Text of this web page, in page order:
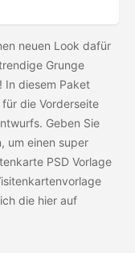
neuen Look dafür
Grunge
In diesem Paket
die Vorderseite
Geben Sie
um einen super
PSD Vorlage
die hier auf